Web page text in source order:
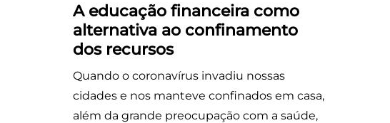
A educação financeira como
alternativa ao confinamento
dos recursos
Quando o coronavírus invadiu nossas
cidades e nos manteve confinados em casa,
além da grande preocupação com a saúde,